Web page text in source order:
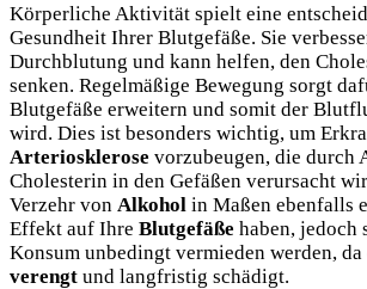
Körperliche Aktivität spielt eine
Gesundheit Ihrer Blutgefäße. Sie
Durchblutung und kann helfen, den
senken. Regelmäßige Bewegung sorgt
Blutgefäße erweitern und somit der
wird. Dies ist besonders wichtig, um
Arteriosklerose vorzubeugen, die durch
Cholesterin in den Gefäßen verursacht
Verzehr von Alkohol in Maßen ebenfalls
Effekt auf Ihre Blutgefäße haben, jedoch
Konsum unbedingt vermieden werden, da
verengt und langfristig schädigt.